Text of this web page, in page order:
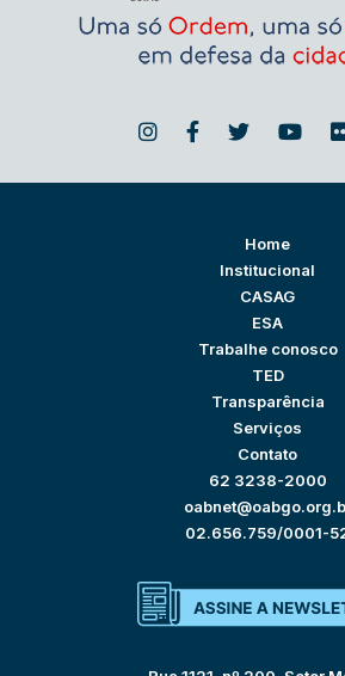
Home
Institucional
CASAG
ESA
Trabalhe conosco
TED
Transparência
Serviços
Contato
62 3238-2000
02.656.759/0001-